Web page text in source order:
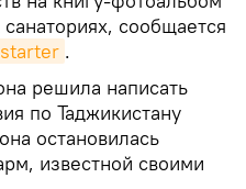
сообщается
.
решила написать
по Таджикистану
остановилась
известной своими